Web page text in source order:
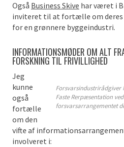
Også Business Skive har været i
inviteret til at fortælle om deres
for en grønnere byggeindustri.
INFORMATIONSMØDER OM ALT
FORSKNING TIL FRIVILLIGHED
Forsvarsindustrirådgiver
Faste Rerpæsentation
forsvarsarrangementet
Jeg
kunne
også
fortælle
om den
vifte af
involveret i: